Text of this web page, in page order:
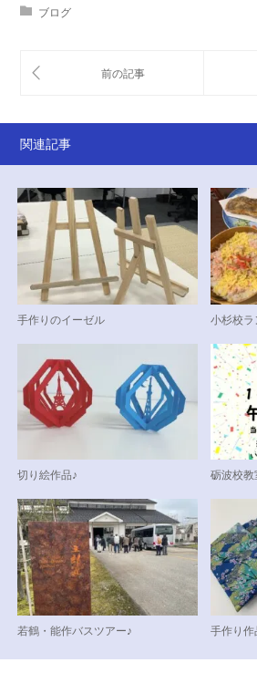
ブログ
関連記事
手作りのイーゼル 小杉校ラ
切り絵作品♪ 砺波校教
若鶴・能作バスツアー♪ 手作り